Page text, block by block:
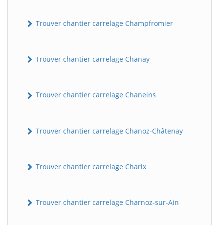
Trouver chantier carrelage Champfromier
Trouver chantier carrelage Chanay
Trouver chantier carrelage Chaneins
Trouver chantier carrelage Chanoz-Châtenay
Trouver chantier carrelage Charix
Trouver chantier carrelage Charnoz-sur-Ain